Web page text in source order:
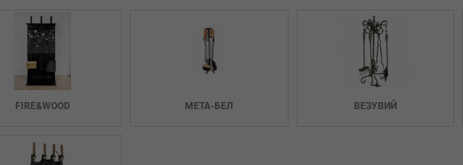
FIRE&WOOD МЕТА-БЕЛ ВЕЗУВИЙ